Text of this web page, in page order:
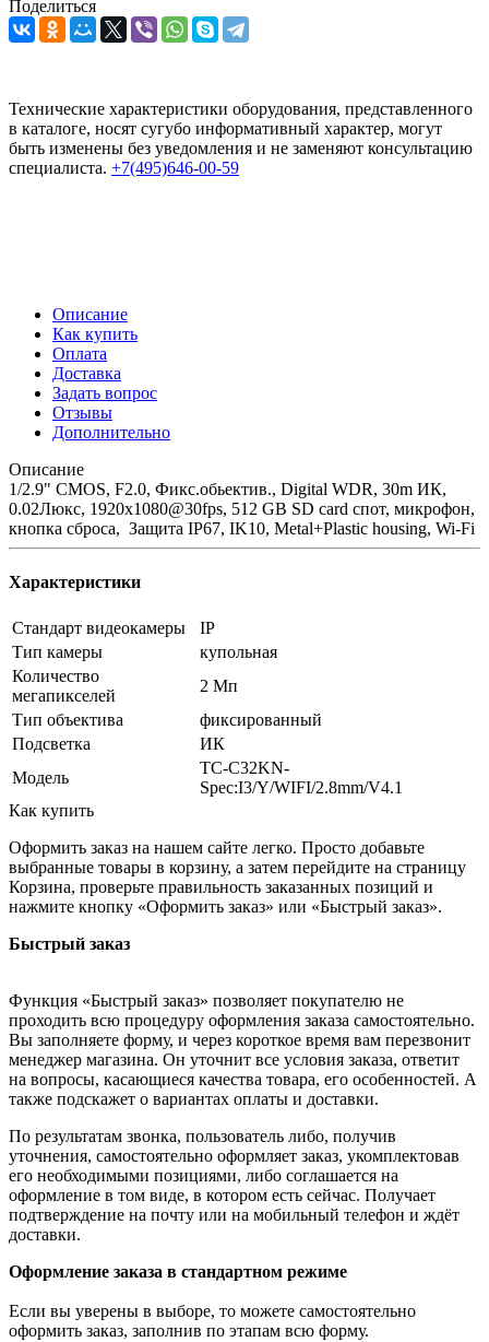
Поделиться
Технические характеристики оборудования, представленного
в каталоге, носят сугубо информативный характер, могут
быть изменены без уведомления и не заменяют консультацию
специалиста. +7(495)646-00-59
Описание
Как купить
Оплата
Доставка
Задать вопрос
Отзывы
Дополнительно
Описание
1/2.9" CMOS, F2.0, Фикс.обьектив., Digital WDR, 30m ИК,
0.02Люкс, 1920x1080@30fps, 512 GB SD card спот, микрофон,
кнопка сброса, Защита IP67, IK10, Metal+Plastic housing, Wi-Fi
Характеристики
Стандарт видеокамеры
IP
Тип камеры
купольная
Количество
мегапикселей
2 Мп
Тип объектива
фиксированный
Подсветка
ИК
Модель
TC-C32KN-
Spec:I3/Y/WIFI/2.8mm/V4.1
Как купить
Оформить заказ на нашем сайте легко. Просто добавьте
выбранные товары в корзину, а затем перейдите на страницу
Корзина, проверьте правильность заказанных позиций и
нажмите кнопку «Оформить заказ» или «Быстрый заказ».
Быстрый заказ
Функция «Быстрый заказ» позволяет покупателю не
проходить всю процедуру оформления заказа самостоятельно.
Вы заполняете форму, и через короткое время вам перезвонит
менеджер магазина. Он уточнит все условия заказа, ответит
на вопросы, касающиеся качества товара, его особенностей. А
также подскажет о вариантах оплаты и доставки.
По результатам звонка, пользователь либо, получив
уточнения, самостоятельно оформляет заказ, укомплектовав
его необходимыми позициями, либо соглашается на
оформление в том виде, в котором есть сейчас. Получает
подтверждение на почту или на мобильный телефон и ждёт
доставки.
Оформление заказа в стандартном режиме
Если вы уверены в выборе, то можете самостоятельно
оформить заказ, заполнив по этапам всю форму.